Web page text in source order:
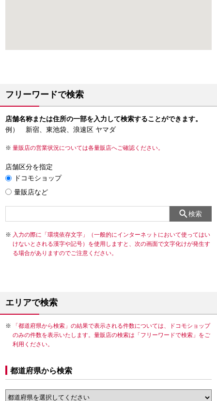
フリーワードで検索
店舗名称または住所の一部を入力して検索することができます。
例） 新宿、東池袋、浪速区 ヤマダ
量販店の営業状況については各量販店へご確認ください。
店舗区分を指定
ドコモショップ
量販店など
検索
入力の際に「環境依存文字」（一般的にインターネットにおいて使ってはい
けないとされる漢字や記号）を使用しますと、次の画面で文字化けが発生す
る場合がありますのでご注意ください。
エリアで検索
「都道府県から検索」の結果で表示される件数については、ドコモショップ
のみの件数を表示いたします。量販店の検索は「フリーワードで検索」をご
利用ください。
都道府県から検索